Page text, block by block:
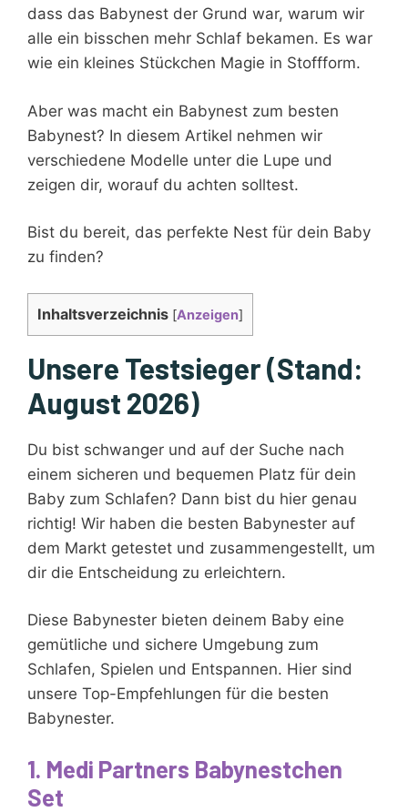
dass das Babynest der Grund war, warum wir
alle ein bisschen mehr Schlaf bekamen. Es war
wie ein kleines Stückchen Magie in Stoffform.
Aber was macht ein Babynest zum besten
Babynest? In diesem Artikel nehmen wir
verschiedene Modelle unter die Lupe und
zeigen dir, worauf du achten solltest.
Bist du bereit, das perfekte Nest für dein Baby
zu finden?
Inhaltsverzeichnis [Anzeigen]
Unsere Testsieger (Stand:
August 2026)
Du bist schwanger und auf der Suche nach
einem sicheren und bequemen Platz für dein
Baby zum Schlafen? Dann bist du hier genau
richtig! Wir haben die besten Babynester auf
dem Markt getestet und zusammengestellt, um
dir die Entscheidung zu erleichtern.
Diese Babynester bieten deinem Baby eine
gemütliche und sichere Umgebung zum
Schlafen, Spielen und Entspannen. Hier sind
unsere Top-Empfehlungen für die besten
Babynester.
1. Medi Partners Babynestchen
Set